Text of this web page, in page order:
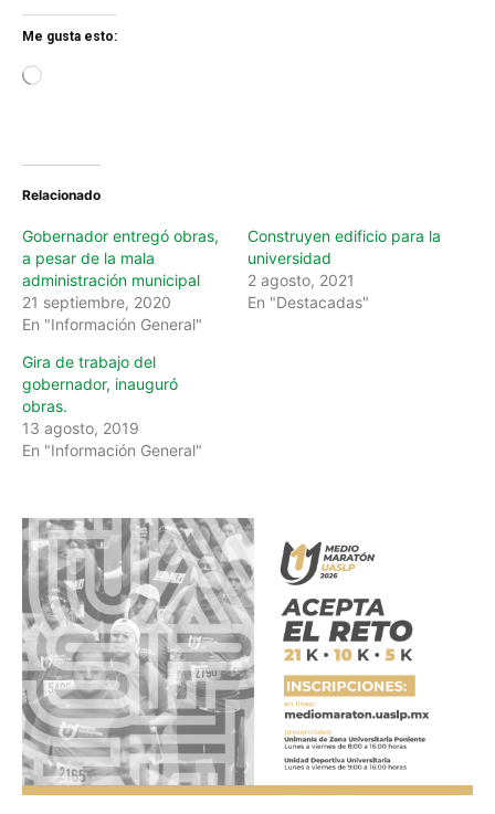
Me gusta esto:
g
Relacionado
Gobernador entregó obras,
a pesar de la mala
administración municipal
21 septiembre, 2020
En "Información General"
Construyen edificio para la
universidad
2 agosto, 2021
En "Destacadas"
Gira de trabajo del
gobernador, inauguró
obras.
13 agosto, 2019
En "Información General"